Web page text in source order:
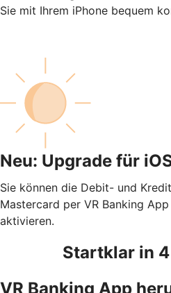
Sie mit Ihrem iPhone bequem
Neu: Upgrade für
Sie können die Debit- und
Mastercard per VR Banking
aktivieren.
Startklar in
VR Banking App